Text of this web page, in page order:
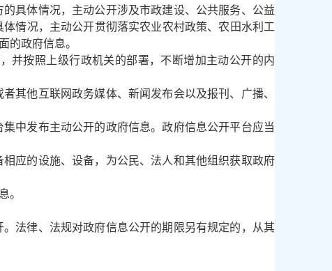
具体情况，主动公开涉及市政建设、公共服务、公益
情况，主动公开贯彻落实农业农村政策、农田水利工
的政府信息。
按照上级行政机关的部署，不断增加主动公开的内
他互联网政务媒体、新闻发布会以及报刊、广播、
中发布主动公开的政府信息。政府信息公开平台应当
应的设施、设备，为公民、法人和其他组织获取政府
。
法律、法规对政府信息公开的期限另有规定的，从其